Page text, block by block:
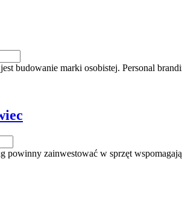
budowanie marki osobistej. Personal
powinny zainwestować w sprzęt